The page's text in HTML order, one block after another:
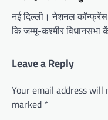
नई दिल्ली। नेशनल
कि जम्मू-कश्मीर विधानसभा
Leave a Reply
Your email address will
marked *